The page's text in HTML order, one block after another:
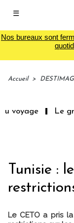
☰
Nos bureaux sont
Accueil > DESTIMAG
voyage Le
Tunisie :
Le CETO a pris